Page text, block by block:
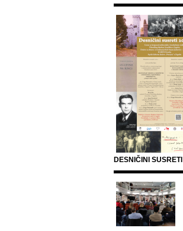
DESNIČINI